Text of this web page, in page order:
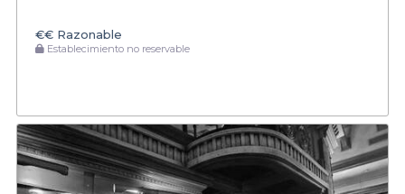
€€ Razonable
Establecimiento no reservable